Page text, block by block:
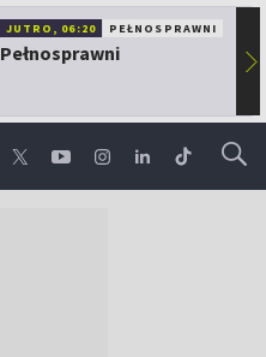
JUTRO, 06:20 PEŁNOSPRAWNI
Pełnosprawni ▶